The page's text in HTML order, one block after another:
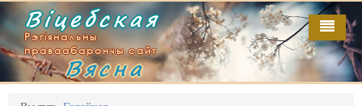
Віцебская
Рэгіянальны
праваабарончы сайт
Вясна
Галоўная